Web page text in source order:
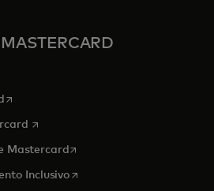
una pestaña nueva
se abre en una pestaña nueva
se abre en una pestaña nueva
Mastercardse abre en una pestaña
Inclusivose abre en una pestaña